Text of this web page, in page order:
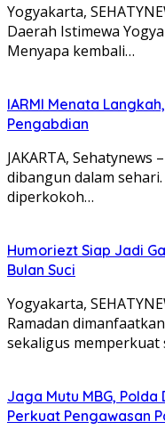
Yogyakarta,
Daerah Istimewa
Menyapa kembali…
IARMI Menata
Pengabdian
JAKARTA,
dibangun dalam
diperkokoh…
Humoriezt Siap Jadi
Bulan Suci
Yogyakarta,
Ramadan
sekaligus
Jaga Mutu MBG,
Perkuat Pengawasan